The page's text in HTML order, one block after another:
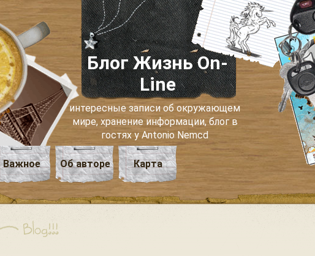
Блог Жизнь On-
Line
интересные записи об окружающем
мире, хранение информации, блог в
гостях у Antonio Nemcd
Важное Об авторе Карта